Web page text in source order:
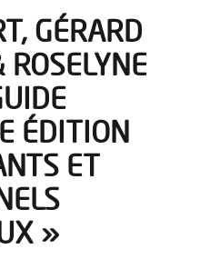
GÉRARD
ÉDITION
ET
»